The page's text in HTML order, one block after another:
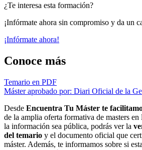
¿Te interesa esta formación?
¡Infórmate ahora sin compromiso y da un
¡Infórmate ahora!
Conoce más
Temario en PDF
Máster aprobado por: Diari Oficial de la
Desde Encuentra Tu Máster te
de la amplia oferta formativa de masters en
la información sea pública, podrás ver la
del temario y el documento oficial que
máster. Además, te informamos sobre si